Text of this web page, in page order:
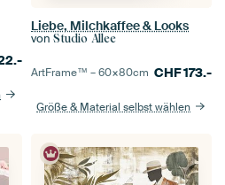
Liebe, Milchkaffee & Looks
von Studio Allee
ArtFrame™ –60×80cm CHF173.-
Größe & Material selbst wählen